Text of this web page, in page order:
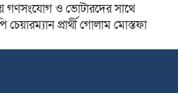
গণসংযোগ ও ভোটারদের সাথে
প্রার্থী গোলাম মোস্তফা